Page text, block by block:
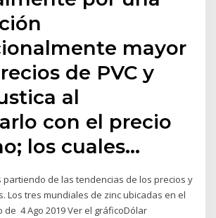
mayor
de PVC y
al
con el precio
los cuales…
partiendo de las tendencias de los precios y
Los tres mundiales de zinc ubicadas en el
de 4 Ago 2019 Ver el gráficoDólar